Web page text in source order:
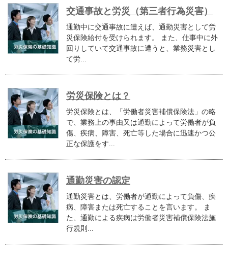
交通事故と労災（第三者行為災害）
通勤中に交通事故に遭えば、通勤災害として労
災保険給付を受けられます。 また、仕事中に外
回りしていて交通事故に遭うと、業務災害とし
て労...
労災保険とは？
労災保険とは、「労働者災害補償保険法」の略
で、業務上の事由又は通勤によって労働者が負
傷、疾病、障害、死亡等した場合に迅速かつ公
正な保護をす...
通勤災害の認定
通勤災害とは、労働者が通勤によって負傷、疾
病、障害または死亡することを言います。 ま
た、通勤による疾病は労働者災害補償保険法施
行規則...